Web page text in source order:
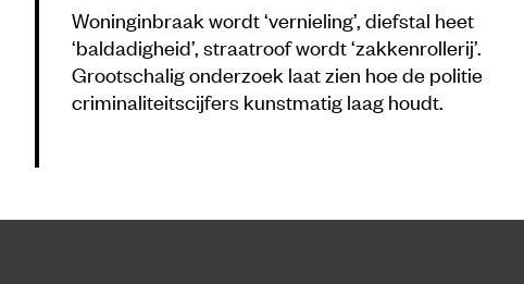
Woninginbraak wordt ‘vernieling’, diefstal heet
‘baldadigheid’, straatroof wordt ‘zakkenrollerij’.
Grootschalig onderzoek laat zien hoe de politie
criminaliteitscijfers kunstmatig laag houdt.